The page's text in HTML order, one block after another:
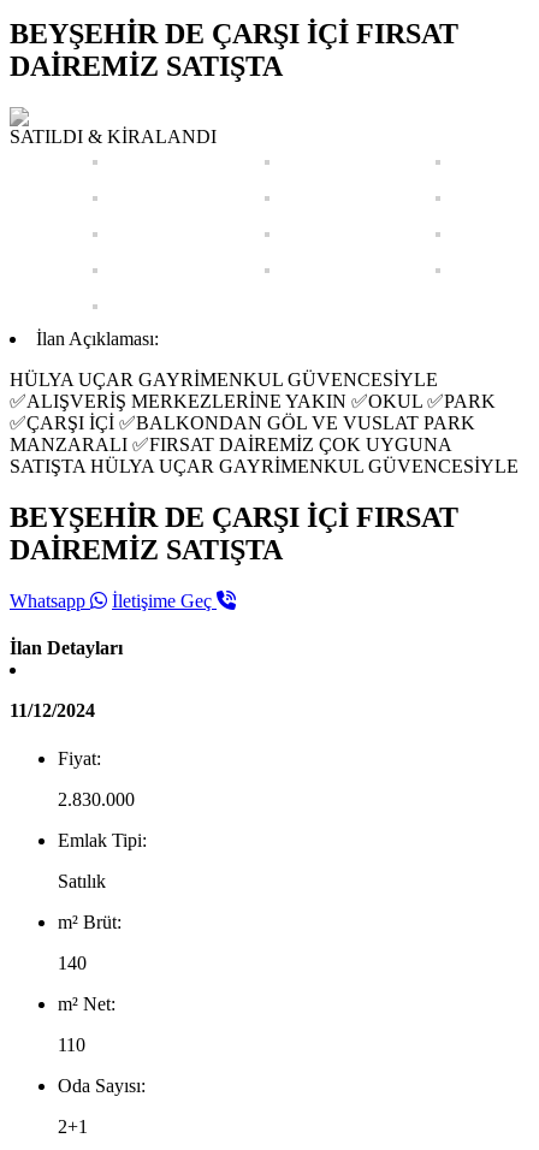
BEYŞEHİR DE ÇARŞI İÇİ FIRSAT
DAİREMİZ SATIŞTA
SATILDI & KİRALANDI
İlan Açıklaması:
HÜLYA UÇAR GAYRİMENKUL GÜVENCESİYLE
✅ALIŞVERİŞ MERKEZLERİNE YAKIN ✅OKUL ✅PARK
✅ÇARŞI İÇİ ✅BALKONDAN GÖL VE VUSLAT PARK
MANZARALI ✅FIRSAT DAİREMİZ ÇOK UYGUNA
SATIŞTA HÜLYA UÇAR GAYRİMENKUL GÜVENCESİYLE
BEYŞEHİR DE ÇARŞI İÇİ FIRSAT
DAİREMİZ SATIŞTA
Whatsapp İletişime Geç
İlan Detayları
11/12/2024
Fiyat:
2.830.000
Emlak Tipi:
Satılık
m² Brüt:
140
m² Net:
110
Oda Sayısı:
2+1